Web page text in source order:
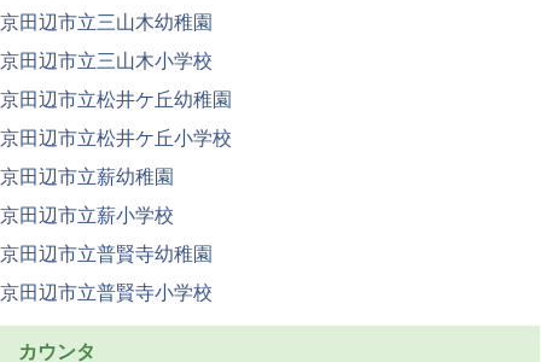
京田辺市立三山木幼稚園
京田辺市立三山木小学校
京田辺市立松井ケ丘幼稚園
京田辺市立松井ケ丘小学校
京田辺市立薪幼稚園
京田辺市立薪小学校
京田辺市立普賢寺幼稚園
京田辺市立普賢寺小学校
カウンタ